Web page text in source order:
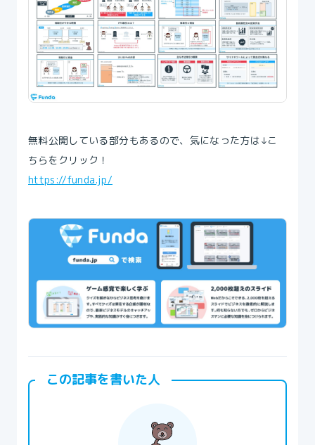
無料公開している部分もあるので、気になった方は↓こ
ちらをクリック！
https://funda.jp/
この記事を書いた人